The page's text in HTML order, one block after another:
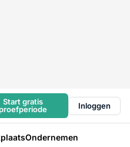
Start gratis
Inloggen
Ondernemen